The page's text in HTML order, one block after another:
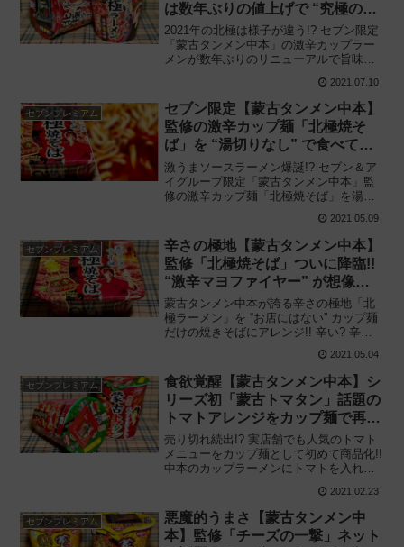
は数年ぶりの値上げで “究極の一
杯” に!?
2021年の北極は様子が違う!? セブン限定
「蒙古タンメン中本」の激辛カップラー
メンが数年ぶりのリニューアルで旨味を
ミアム 蒙古タンメン中本 北極ラーメン」
を食べてみた感想と評価・レビューで
す。
2021.07.10
セブンプレミアム
セブン限定【蒙古タンメン中本】
監修の激辛カップ麺「北極焼そ
ば」を “湯切りなし” で食べてみ
た結果——
激うまソースラーメン爆誕!? セブン＆ア
イグループ限定「蒙古タンメン中本」監
修の激辛カップ麺「北極焼そば」を湯切
——。おいしい？ まずい？ ちょっと特殊
なアレンジレシピと作り方のコツを紹介!!
2021.05.09
セブンプレミアム
辛さの極地【蒙古タンメン中本】
監修「北極焼そば」ついに降臨!!
“激辛マヨファイヤー” が想像以
上に辛かった件
蒙古タンメン中本が誇る辛さの極地「北
極ラーメン」を “お店にはない” カップ麺
だけの焼きそばにアレンジ!! 辛い? 辛く
中本 北極 (ほっきょく) 焼そば」を食べて
みた感想と評価・レビューです。
2021.05.04
セブンプレミアム
食欲覚醒【蒙古タンメン中本】シ
リーズ初「蒙古トマタン」話題の
トマトアレンジをカップ麺で再
現!!
売り切れ続出!? 実店舗でも人気のトマト
メニューをカップ麺として初めて商品化!!
中本のカップラーメンにトマトを入れる
蒙古タンメン中本 蒙古トマタン」を食べ
てみた感想と評価・レビューです。
2021.02.23
セブンプレミアム
悪魔的うまさ【蒙古タンメン中
本】監修「チーズの一撃」ネット